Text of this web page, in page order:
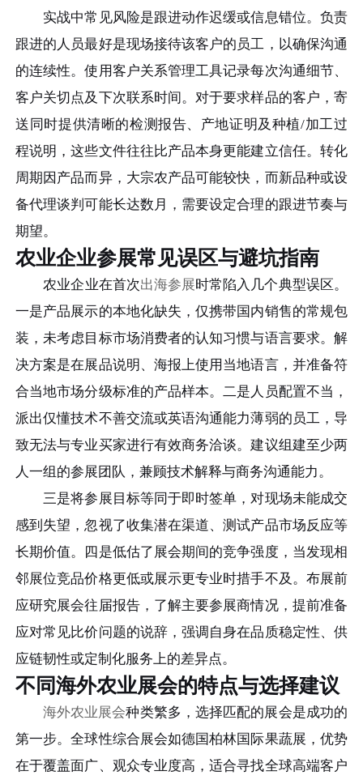
实战中常见风险是跟进动作迟缓或信息错位。负责
跟进的人员最好是现场接待该客户的员工，以确保沟通
的连续性。使用客户关系管理工具记录每次沟通细节、
客户关切点及下次联系时间。对于要求样品的客户，寄
送同时提供清晰的检测报告、产地证明及种植/加工过
程说明，这些文件往往比产品本身更能建立信任。转化
周期因产品而异，大宗农产品可能较快，而新品种或设
备代理谈判可能长达数月，需要设定合理的跟进节奏与
期望。
农业企业参展常见误区与避坑指南
农业企业在首次出海参展时常陷入几个典型误区。
一是产品展示的本地化缺失，仅携带国内销售的常规包
装，未考虑目标市场消费者的认知习惯与语言要求。解
决方案是在展品说明、海报上使用当地语言，并准备符
合当地市场分级标准的产品样本。二是人员配置不当，
派出仅懂技术不善交流或英语沟通能力薄弱的员工，导
致无法与专业买家进行有效商务洽谈。建议组建至少两
人一组的参展团队，兼顾技术解释与商务沟通能力。
三是将参展目标等同于即时签单，对现场未能成交
感到失望，忽视了收集潜在渠道、测试产品市场反应等
长期价值。四是低估了展会期间的竞争强度，当发现相
邻展位竞品价格更低或展示更专业时措手不及。布展前
应研究展会往届报告，了解主要参展商情况，提前准备
应对常见比价问题的说辞，强调自身在品质稳定性、供
应链韧性或定制化服务上的差异点。
不同海外农业展会的特点与选择建议
海外农业展会种类繁多，选择匹配的展会是成功的
第一步。全球性综合展会如德国柏林国际果蔬展，优势
在于覆盖面广、观众专业度高，适合寻找全球高端客户